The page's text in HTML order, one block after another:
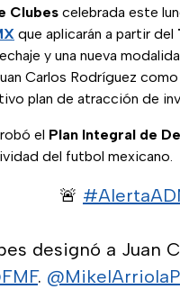
Clubes celebrada este
que aplicarán a partir del
y una nueva
Carlos Rodríguez
plan de atracción de
el Plan Integral de
del futbol mexicano.
🚨
designó a Juan
. @MikelArriolaP